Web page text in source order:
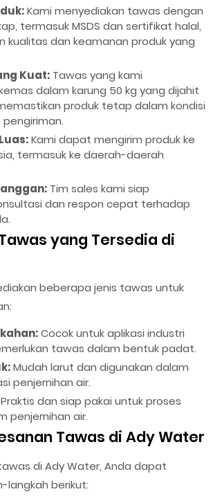
Kami menyediakan tawas dengan
termasuk MSDS dan sertifikat halal,
kualitas dan keamanan produk yang
Kuat:Tawas yang kami
dalam karung 50 kg yang dijahit
produk tetap dalam kondisi
Kami dapat mengirim produk ke
termasuk ke daerah-daerah
Tim sales kami siap
dan respon cepat terhadap
yang Tersedia di
beberapa jenis tawas untuk
Cocok untuk aplikasi industri
tawas dalam bentuk padat.
Mudah larut dan digunakan dalam
penjernihan air.
dan siap pakai untuk proses
penjernihan air.
Tawas di Ady Water
di Ady Water, Anda dapat
langkah berikut: